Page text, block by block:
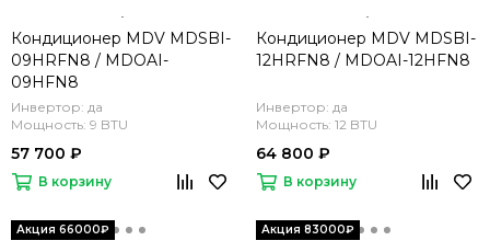
Кондиционер MDV MDSBI-
09HRFN8 / MDOAI-
09HFN8
Инвертор: да
Мощность: 9 BTU
57 700 ₽
В корзину
Кондиционер MDV MDSBI-
12HRFN8 / MDOAI-12HFN8
Инвертор: да
Мощность: 12 BTU
64 800 ₽
В корзину